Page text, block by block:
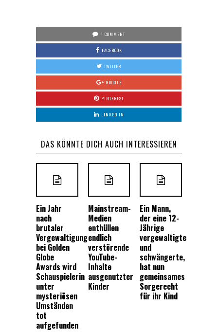
1 COMMENT
FACEBOOK
TWITTER
GOOGLE
PINTEREST
LINKED IN
DAS KÖNNTE DICH AUCH INTERESSIEREN
Ein Jahr
nach
brutaler
Vergewaltigung
bei Golden
Globe
Awards wird
Schauspielerin
unter
mysteriösen
Umständen
tot
aufgefunden
Mainstream-
Medien
enthüllen
endlich
verstörende
YouTube-
Inhalte
ausgenutzter
Kinder
Ein Mann,
der eine 12-
Jährige
vergewaltigte
und
schwängerte,
hat nun
gemeinsames
Sorgerecht
für ihr Kind